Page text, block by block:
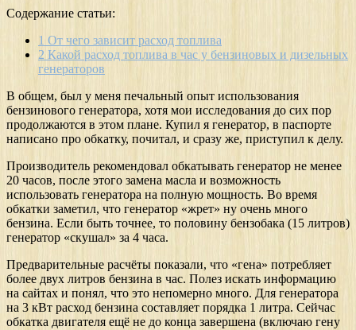
Содержание статьи:
1 От чего зависит расход топлива
2 Какой расход топлива в час у бензиновых и дизельных
генераторов
В общем, был у меня печальный опыт использования
бензинового генератора, хотя мои исследования до сих пор
продолжаются в этом плане. Купил я генератор, в паспорте
написано про обкатку, почитал, и сразу же, приступил к делу.
Производитель рекомендовал обкатывать генератор не менее
20 часов, после этого замена масла и возможность
использовать генератора на полную мощность. Во время
обкатки заметил, что генератор «жрет» ну очень много
бензина. Если быть точнее, то половину бензобака (15 литров)
генератор «скушал» за 4 часа.
Предварительные расчёты показали, что «гена» потребляет
более двух литров бензина в час. Полез искать информацию
на сайтах и понял, что это непомерно много. Для генератора
на 3 кВт расход бензина составляет порядка 1 литра. Сейчас
обкатка двигателя ещё не до конца завершена (включаю гену